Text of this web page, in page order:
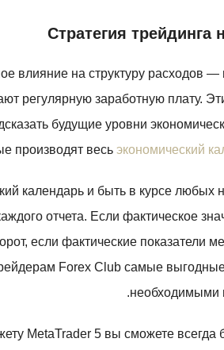
Стратегия трейдинга
влияние на структуру расходов
регулярную заработную плату.
будущие уровни
производят весь экономический
календарь и быть в курсе
отчета. Если фактическое
если фактические показатели
Forex Club самые
необходимыми
MetaTrader 5 вы сможете всегда